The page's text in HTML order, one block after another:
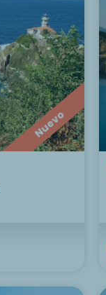
Nuevo